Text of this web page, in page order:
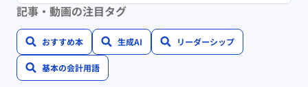
記事・動画の注目タグ
おすすめ本 生成AI リーダーシップ
基本の会計用語